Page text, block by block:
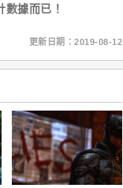
據而已！
更新日期：2019-08-12